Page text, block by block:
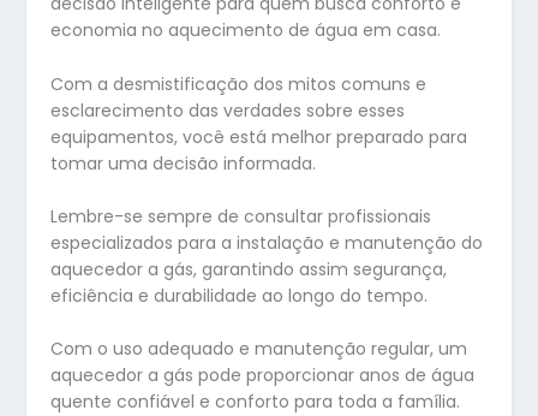
economia no aquecimento de água em casa.
Com a desmistificação dos mitos comuns e
esclarecimento das verdades sobre esses
equipamentos, você está melhor preparado para
tomar uma decisão informada.
Lembre-se sempre de consultar profissionais
especializados para a instalação e manutenção do
aquecedor a gás, garantindo assim segurança,
eficiência e durabilidade ao longo do tempo.
Com o uso adequado e manutenção regular, um
aquecedor a gás pode proporcionar anos de água
quente confiável e conforto para toda a família.